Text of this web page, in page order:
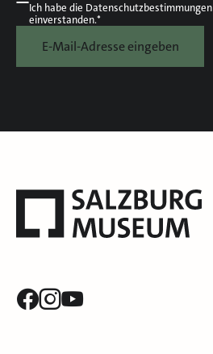
Ich habe die Datenschutzbestimmungen
einverstanden.*
E-Mail-Adresse eingeben